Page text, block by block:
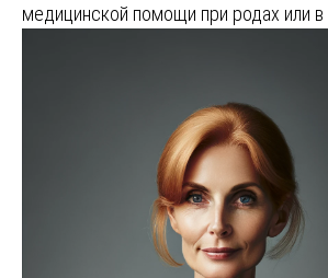
медицинской помощи при родах или в